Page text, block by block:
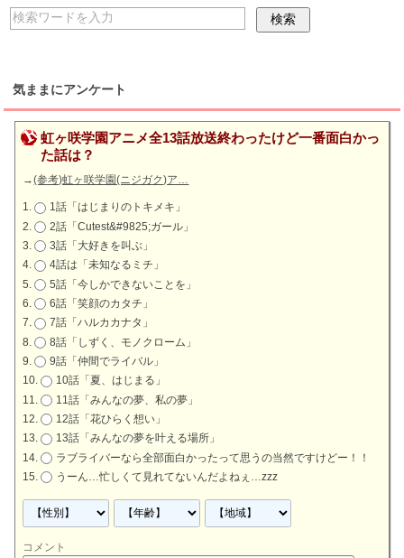
気ままにアンケート
虹ヶ咲学園アニメ全13話放送終わったけど一番面白かっ
た話は？
→(参考)虹ヶ咲学園(ニジガク)ア…
1話「はじまりのトキメキ」
2話「Cutest&#9825;ガール」
3話「大好きを叫ぶ」
4話は「未知なるミチ」
5話「今しかできないことを」
6話「笑顔のカタチ」
7話「ハルカカナタ」
8話「しずく、モノクローム」
9話「仲間でライバル」
10話「夏、はじまる」
11話「みんなの夢、私の夢」
12話「花ひらく想い」
13話「みんなの夢を叶える場所」
ラブライバーなら全部面白かったって思うの当然ですけどー！！
うーん…忙しくて見れてないんだよねぇ…zzz
コメント